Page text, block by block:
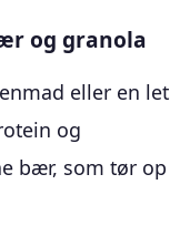
og granola
eller en let
og
bær, som tør op